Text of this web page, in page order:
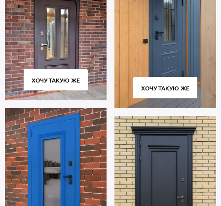
ХОЧУ ТАКУЮ ЖЕ
ХОЧУ ТАКУЮ ЖЕ